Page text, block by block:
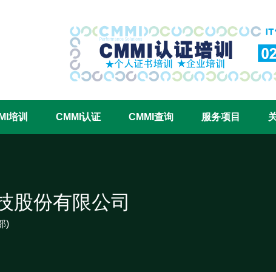
CMMI认证咨询中心官网
培训 CMMI认证 CMMI查询 服务项目
股份有限公司
)